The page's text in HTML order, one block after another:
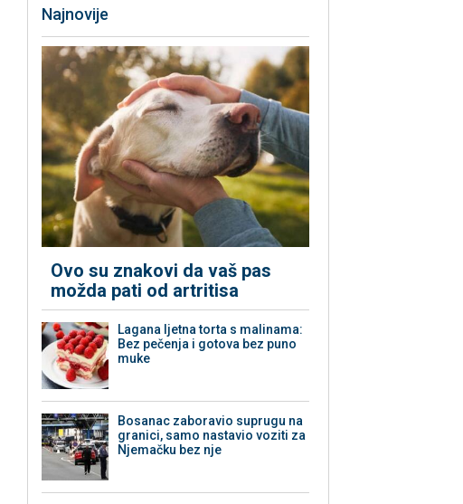
Najnovije
Ovo su znakovi da vaš pas
možda pati od artritisa
Lagana ljetna torta s malinama:
Bez pečenja i gotova bez puno
muke
Bosanac zaboravio suprugu na
granici, samo nastavio voziti za
Njemačku bez nje